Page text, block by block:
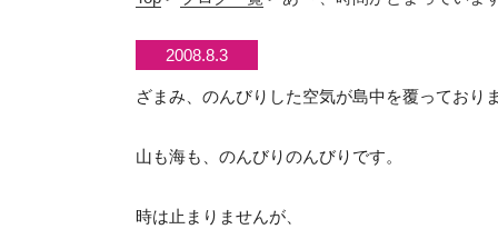
2008.8.3
ざまみ、のんびりした空気が島中を覆っており
山も海も、のんびりのんびりです。
時は止まりませんが、